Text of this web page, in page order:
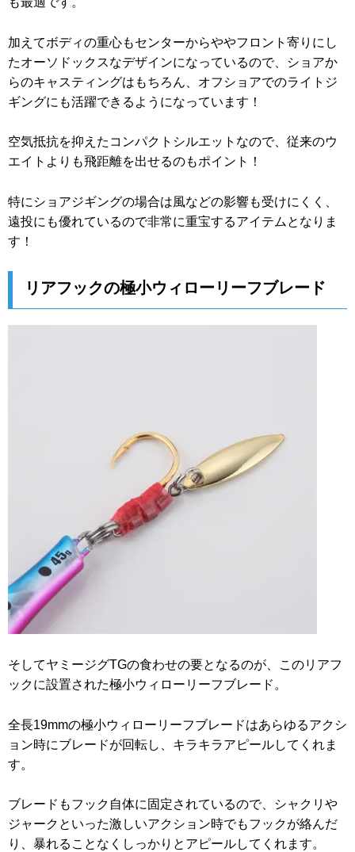
加えてボディの重心もセンターからややフロント寄りにし
たオーソドックスなデザインになっているので、ショアか
らのキャスティングはもちろん、オフショアでのライトジ
ギングにも活躍できるようになっています！
空気抵抗を抑えたコンパクトシルエットなので、従来のウ
エイトよりも飛距離を出せるのもポイント！
特にショアジギングの場合は風などの影響も受けにくく、
遠投にも優れているので非常に重宝するアイテムとなりま
す！
リアフックの極小ウィローリーフブレード
そしてヤミージグTGの食わせの要となるのが、このリアフ
ックに設置された極小ウィローリーフブレード。
全長19mmの極小ウィローリーフブレードはあらゆるアクシ
ョン時にブレードが回転し、キラキラアピールしてくれま
す。
ブレードもフック自体に固定されているので、シャクリや
ジャークといった激しいアクション時でもフックが絡んだ
り、暴れることなくしっかりとアピールしてくれます。